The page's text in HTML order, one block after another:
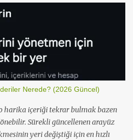
Nerede? (2026 Güncel)
harika içeriği tekrar bulmak bazen
Sürekli güncellenen arayüz
yeri değiştiği için en hızlı